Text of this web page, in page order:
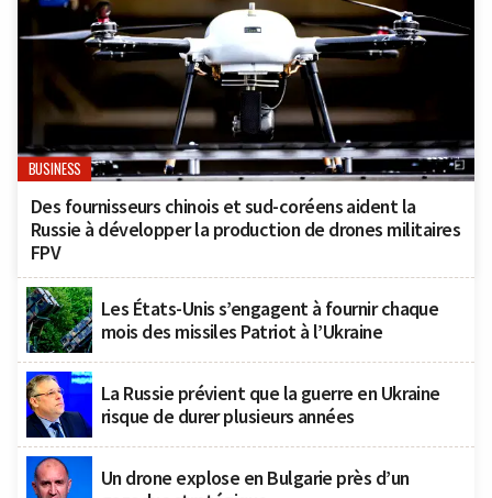
BUSINESS
Des fournisseurs chinois et sud-coréens aident la
Russie à développer la production de drones militaires
FPV
Les États-Unis s’engagent à fournir chaque
mois des missiles Patriot à l’Ukraine
La Russie prévient que la guerre en Ukraine
risque de durer plusieurs années
Un drone explose en Bulgarie près d’un